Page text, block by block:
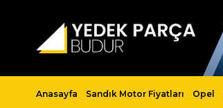
Anasayfa Sandık Motor Fiyatları Opel